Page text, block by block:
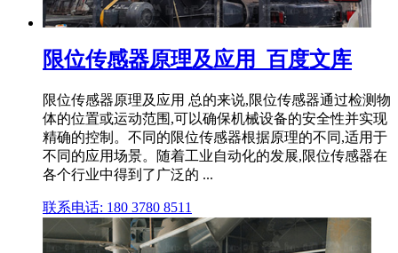
限位传感器原理及应用_百度文库
限位传感器原理及应用 总的来说,限位传感器通过检测物
体的位置或运动范围,可以确保机械设备的安全性并实现
精确的控制。不同的限位传感器根据原理的不同,适用于
不同的应用场景。随着工业自动化的发展,限位传感器在
各个行业中得到了广泛的 ...
联系电话: 180 3780 8511